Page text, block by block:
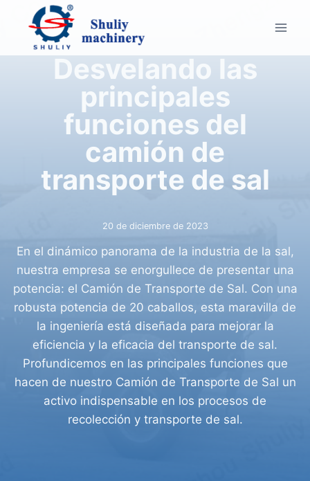
contenido
Desvelando las
principales
funciones del
camión de
transporte de sal
20 de diciembre de 2023
En el dinámico panorama de la industria de la sal,
nuestra empresa se enorgullece de presentar una
potencia: el Camión de Transporte de Sal. Con una
robusta potencia de 20 caballos, esta maravilla de
la ingeniería está diseñada para mejorar la
eficiencia y la eficacia del transporte de sal.
Profundicemos en las principales funciones que
hacen de nuestro Camión de Transporte de Sal un
activo indispensable en los procesos de
recolección y transporte de sal.